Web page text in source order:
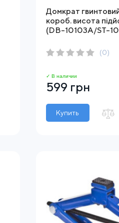
Домкрат
короб. висота
(DB-10103A/ST-
(0)
✓ В наличии
599 грн
Купить